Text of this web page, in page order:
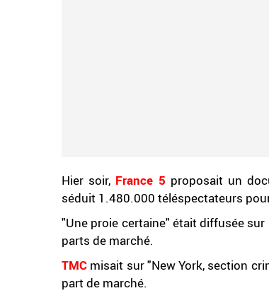
Hier soir, France 5 proposait un
séduit 1.480.000 téléspectateurs
"Une proie certaine" était diffusée sur
parts de marché.
TMC misait sur "New York, section
part de marché.